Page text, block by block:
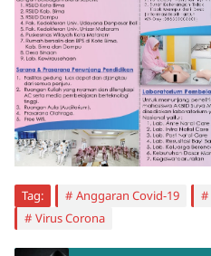
Tag: Anggaran Covid-19
Virus Corona